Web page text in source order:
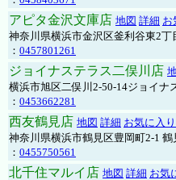
アピタ金沢文庫店 地図 詳細 お
神奈川県横浜市金沢区釜利谷東2
： 0457801261
ジョイナステラス二俣川店
横浜市旭区二俣川2-50-14ジョイナ
： 0453662281
西友鶴見店 地図 詳細 お気に入
神奈川県横浜市鶴見区豊岡町2-1
： 0455750561
北千住マルイ店 地図 詳細 お気